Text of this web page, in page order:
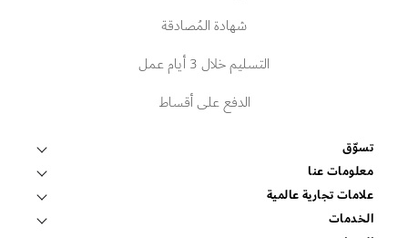
شهادة المُصادقة
التسليم خلال 3 أيام عمل
الدفع على أقساط
تسوّق
قلادات وتعليقات
أساور وأساور صلبة
معلومات عنا
عالم داماس
ابحث عن متجر
علامات تجارية عالمية
فوبيه
الخدمات